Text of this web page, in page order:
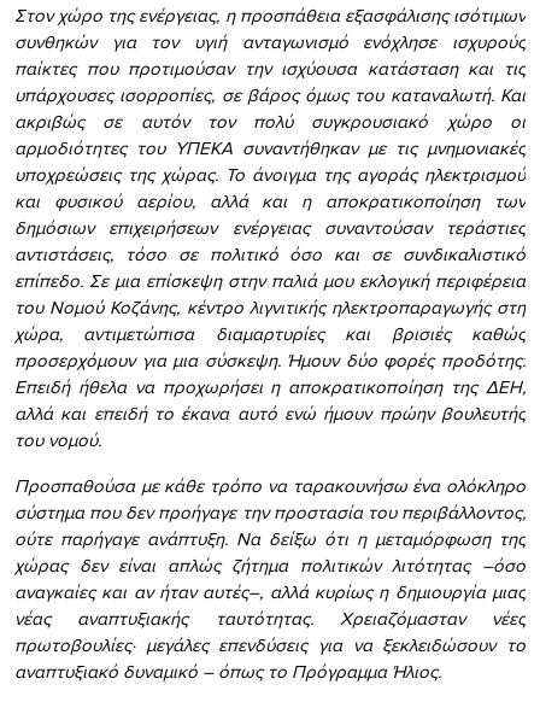
Στον χώρο της ενέργειας, η προσπάθεια εξασφάλισης ισότιμων
συνθηκών για τον υγιή ανταγωνισμό ενόχλησε ισχυρούς
παίκτες που προτιμούσαν την ισχύουσα κατάσταση και τις
υπάρχουσες ισορροπίες, σε βάρος όμως του καταναλωτή. Και
ακριβώς σε αυτόν τον πολύ συγκρουσιακό χώρο οι
αρμοδιότητες του ΥΠΕΚΑ συναντήθηκαν με τις μνημονιακές
υποχρεώσεις της χώρας. Το άνοιγμα της αγοράς ηλεκτρισμού
και φυσικού αερίου, αλλά και η αποκρατικοποίηση των
δημόσιων επιχειρήσεων ενέργειας συναντούσαν τεράστιες
αντιστάσεις, τόσο σε πολιτικό όσο και σε συνδικαλιστικό
επίπεδο. Σε μια επίσκεψη στην παλιά μου εκλογική περιφέρεια
του Νομού Κοζάνης, κέντρο λιγνιτικής ηλεκτροπαραγωγής στη
χώρα, αντιμετώπισα διαμαρτυρίες και βρισιές καθώς
προσερχόμουν για μια σύσκεψη. Ήμουν δύο φορές προδότης:
Επειδή ήθελα να προχωρήσει η αποκρατικοποίηση της ΔΕΗ,
αλλά και επειδή το έκανα αυτό ενώ ήμουν πρώην βουλευτής
του νομού.
Προσπαθούσα με κάθε τρόπο να ταρακουνήσω ένα ολόκληρο
σύστημα που δεν προήγαγε την προστασία του περιβάλλοντος,
ούτε παρήγαγε ανάπτυξη. Να δείξω ότι η μεταμόρφωση της
χώρας δεν είναι απλώς ζήτημα πολιτικών λιτότητας –όσο
αναγκαίες και αν ήταν αυτές–, αλλά κυρίως η δημιουργία μιας
νέας αναπτυξιακής ταυτότητας. Χρειαζόμασταν νέες
πρωτοβουλίες· μεγάλες επενδύσεις για να ξεκλειδώσουν το
αναπτυξιακό δυναμικό – όπως το Πρόγραμμα Ήλιος.